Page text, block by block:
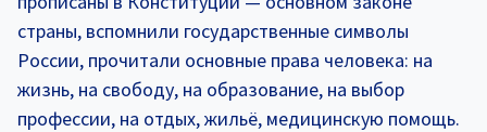
страны, вспомнили государственные символы
России, прочитали основные права человека: на
жизнь, на свободу, на образование, на выбор
профессии, на отдых, жильё, медицинскую помощь.